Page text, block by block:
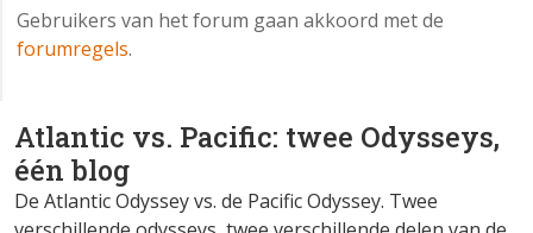
Atlantic vs. Pacific: twee Odysseys,
één blog
De Atlantic Odyssey vs. de Pacific Odyssey. Twee
Gebruikers van het forum gaan akkoord met de
forumregels.